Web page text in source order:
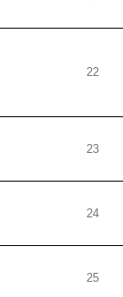
22
23
24
25